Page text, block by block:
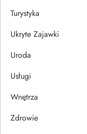
Turystyka
Ukryte Zajawki
Uroda
Usługi
Wnętrza
Zdrowie